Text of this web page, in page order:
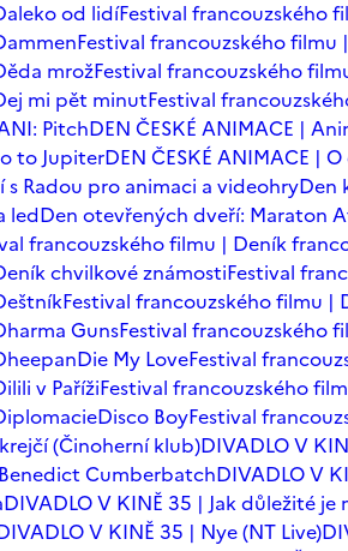
od lidíFestival francouzského
Festival francouzského filmu
mrožFestival francouzského
mi pět minutFestival
PitchDEN ČESKÉ ANIMACE |
to JupiterDEN ČESKÉ ANIMACE |
s Radou pro animaci a videohryDen
ledDen otevřených dveří: Maraton
francouzského filmu | Deník
chvilkové známostiFestival
Festival francouzského filmu |
GunsFestival francouzského
Die My LoveFestival
v PařížiFestival francouzského
Disco BoyFestival
(Činoherní klub)DIVADLO V
CumberbatchDIVADLO V
DIVADLO V KINĚ 35 | Jak důležité je
V KINĚ 35 | Nye (NT Live)